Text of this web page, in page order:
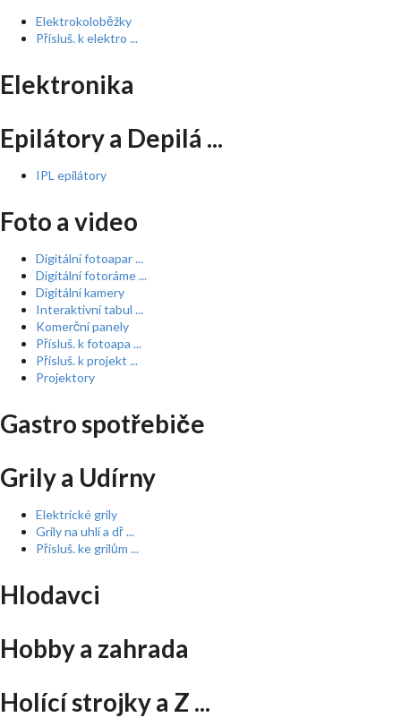
Elektrokoloběžky
Přísluš. k elektro ...
Elektronika
Epilátory a Depilá ...
IPL epilátory
Foto a video
Digitální fotoapar ...
Digitální fotoráme ...
Digitální kamery
Interaktivní tabul ...
Komerční panely
Přísluš. k fotoapa ...
Přísluš. k projekt ...
Projektory
Gastro spotřebiče
Grily a Udírny
Elektrické grily
Grily na uhlí a dř ...
Přísluš. ke grilům ...
Hlodavci
Hobby a zahrada
Holící strojky a Z ...